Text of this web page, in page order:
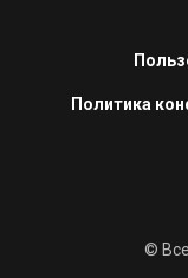
Политика
©